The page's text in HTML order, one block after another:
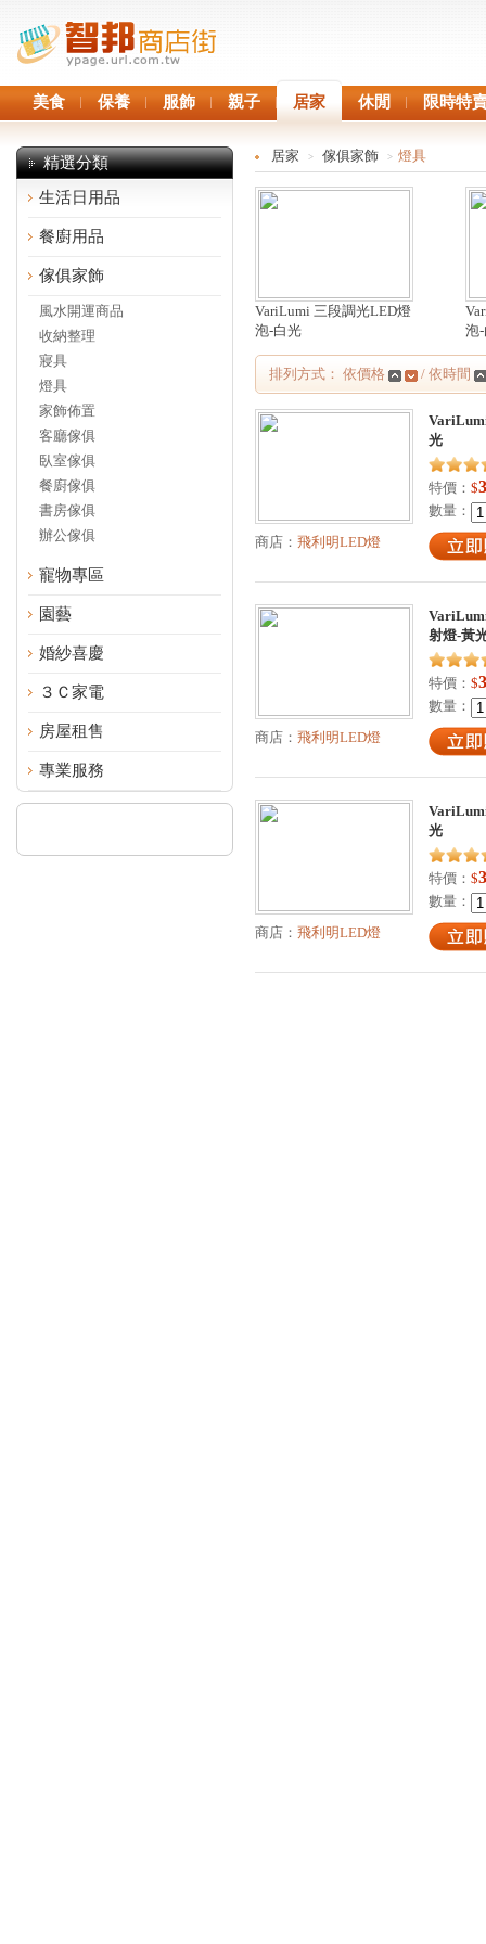
美食 保養 服飾 親子 居家 休閒 限時特
精選分類
生活日用品
餐廚用品
傢俱家飾
風水開運商品
收納整理
寢具
燈具
家飾佈置
客廳傢俱
臥室傢俱
餐廚傢俱
書房傢俱
辦公傢俱
寵物專區
園藝
婚紗喜慶
３Ｃ家電
房屋租售
專業服務
居家 > 傢俱家飾 > 燈具
VariLumi 三段調光LED燈
泡-白光
泡
排列方式： 依價格 / 依時間
商店： 飛利明LED燈
光
特價： $
數量：
商店： 飛利明LED燈
射燈-黃
特價： $
數量：
商店： 飛利明LED燈
光
特價： $
數量：